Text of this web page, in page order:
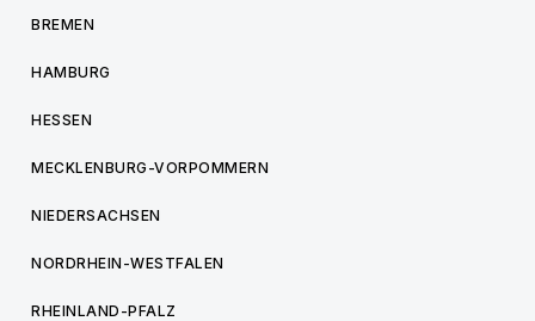
BREMEN
HAMBURG
HESSEN
MECKLENBURG-VORPOMMERN
NIEDERSACHSEN
NORDRHEIN-WESTFALEN
RHEINLAND-PFALZ